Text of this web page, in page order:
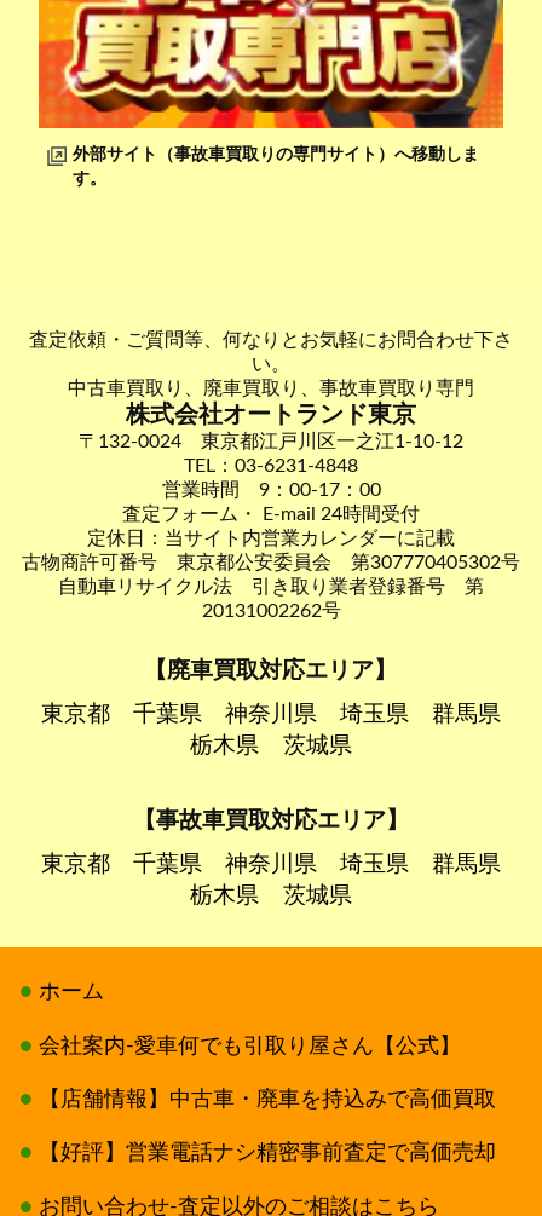
外部サイト（事故車買取りの専門サイト）へ移動しま
す。
査定依頼・ご質問等、何なりとお気軽にお問合わせ下さ
い。
中古車買取り、廃車買取り、事故車買取り専門
株式会社オートランド東京
〒132-0024 東京都江戸川区一之江1-10-12
TEL：03-6231-4848
営業時間 9：00-17：00
査定フォーム・ E-mail 24時間受付
定休日：当サイト内営業カレンダーに記載
古物商許可番号 東京都公安委員会 第307770405302号
自動車リサイクル法 引き取り業者登録番号 第
20131002262号
【廃車買取対応エリア】
東京都
千葉県 神奈川県 埼玉県
群馬県
栃木県
茨城県
【事故車買取対応エリア】
東京都
千葉県 神奈川県 埼玉県
群馬県
栃木県
茨城県
ホーム
会社案内-愛車何でも引取り屋さん【公式】
【店舗情報】中古車・廃車を持込みで高価買取
【好評】営業電話ナシ精密事前査定で高価売却
お問い合わせ-査定以外のご相談はこちら